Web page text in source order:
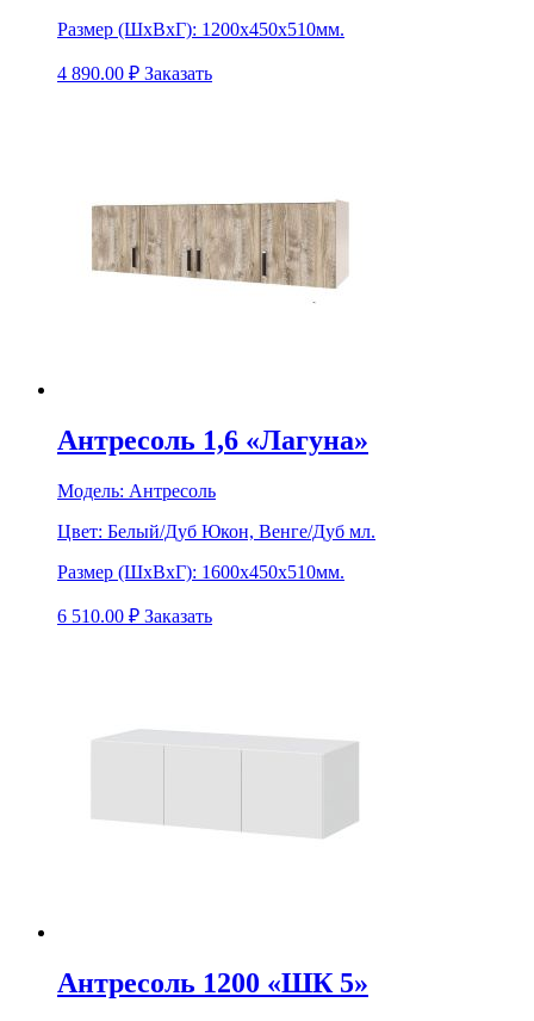
Размер (ШхВхГ): 1200х450х510мм.
4 890.00 ₽ Заказать
Антресоль 1,6 «Лагуна»
Модель: Антресоль
Цвет: Белый/Дуб Юкон, Венге/Дуб мл.
Размер (ШхВхГ): 1600х450х510мм.
6 510.00 ₽ Заказать
Антресоль 1200 «ШК 5»